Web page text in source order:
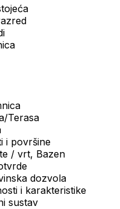
Terasa
i površine
/ vrt, Bazen
dozvola
i karakteristike
sustav